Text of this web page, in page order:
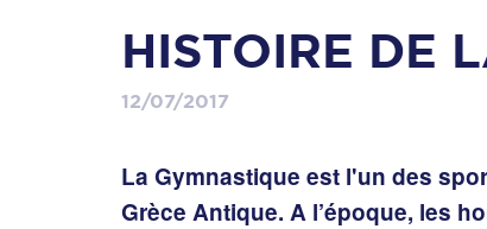
HISTOIRE DE
12/07/2017
La Gymnastique est l'un des
Grèce Antique. A l’époque, les